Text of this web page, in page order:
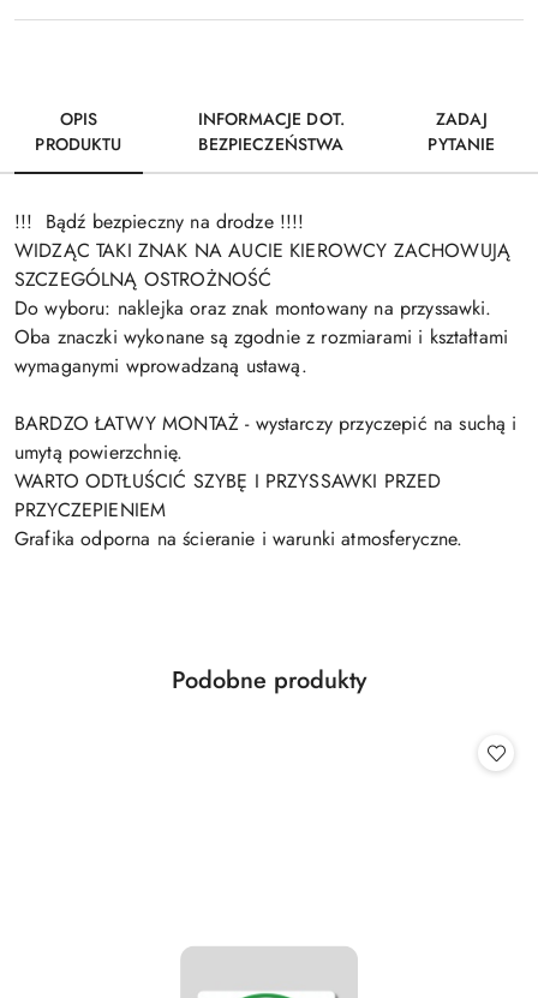
OPIS
PRODUKTU
INFORMACJE DOT.
BEZPIECZEŃSTWA
ZADAJ
PYTANIE
!!! Bądź bezpieczny na drodze !!!!
WIDZĄC TAKI ZNAK NA AUCIE KIEROWCY ZACHOWUJĄ
SZCZEGÓLNĄ OSTROŻNOŚĆ
Do wyboru: naklejka oraz znak montowany na przyssawki.
Oba znaczki wykonane są zgodnie z rozmiarami i kształtami
wymaganymi wprowadzaną ustawą.
BARDZO ŁATWY MONTAŻ - wystarczy przyczepić na suchą i
umytą powierzchnię.
WARTO ODTŁUŚCIĆ SZYBĘ I PRZYSSAWKI PRZED
PRZYCZEPIENIEM
Grafika odporna na ścieranie i warunki atmosferyczne.
Pomiń karuzelę produktów
Produkty
Podobne produkty